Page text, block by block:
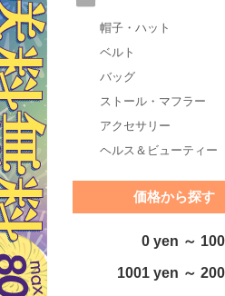
帽子・ハット
ベルト
バッグ
ストール・マフラー
アクセサリー
ヘルス＆ビューティー
価格から探す
0 yen ～
1001 yen ～